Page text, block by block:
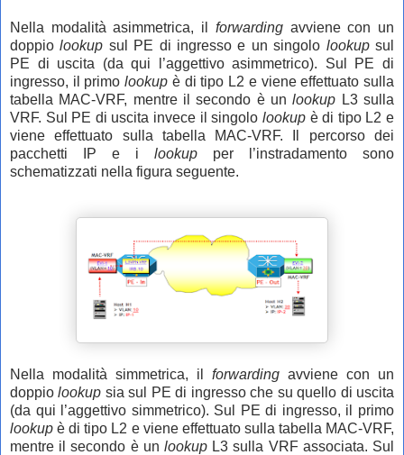
Nella modalità asimmetrica, il forwarding avviene con un
doppiolookup sul PE di ingresso e un singolo lookupsul
PE di uscita (da qui l’aggettivo asimmetrico). Sul PE di
ingresso, il primolookup è di tipo L2 e viene effettuato sulla
tabella MAC-VRF, mentre il secondo è unlookup L3 sulla
VRF. Sul PE di uscita invece il singolo lookup è di tipo L2 e
viene effettuato sulla tabella MAC-VRF. Il percorso dei
pacchetti IP e i lookup per l’instradamento sono
schematizzati nella figura seguente.
Nella modalità simmetrica, il forwarding avviene con un
doppiolookup sia sul PE di ingresso che su quello di uscita
(da qui l’aggettivo simmetrico). Sul PE di ingresso, il primo
lookupè di tipo L2 e viene effettuato sulla tabella MAC-VRF,
mentre il secondo è un lookup L3 sulla VRF associata. Sul